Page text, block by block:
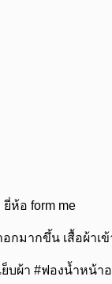
ห้อ form me
กมากขึ้น เสื้อผ้าเ
บผ้า #ฟองน้ำหน้า